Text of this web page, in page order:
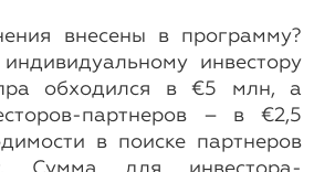
внесены в программу?
инвестору
обходился в €5 млн, а
партнеров – в €2,5
в поиске партнеров